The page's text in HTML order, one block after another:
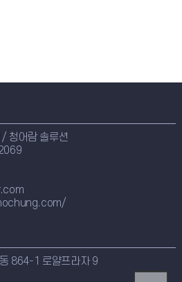
청어람 솔루션
864-1 로얄프라자 9